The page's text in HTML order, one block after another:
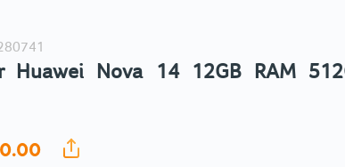
Huawei Nova 14 12GB RAM
00